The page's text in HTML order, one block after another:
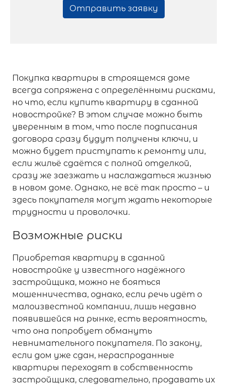
Отправить заявку
Покупка квартиры в строящемся доме
всегда сопряжена с определёнными рисками,
но что, если купить квартиру в сданной
новостройке? В этом случае можно быть
уверенным в том, что после подписания
договора сразу будут получены ключи, и
можно будет приступать к ремонту или,
если жильё сдаётся с полной отделкой,
сразу же заезжать и наслаждаться жизнью
в новом доме. Однако, не всё так просто – и
здесь покупателя могут ждать некоторые
трудности и проволочки.
Возможные риски
Приобретая квартиру в сданной
новостройке у известного надёжного
застройщика, можно не бояться
мошенничества, однако, если речь идёт о
малоизвестной компании, лишь недавно
появившейся на рынке, есть вероятность,
что она попробует обмануть
невнимательного покупателя. По закону,
если дом уже сдан, нераспроданные
квартиры переходят в собственность
застройщика, следовательно, продавать их